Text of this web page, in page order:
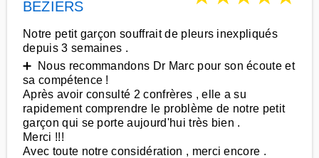
BEZIERS
Notre petit garçon souffrait de pleurs inexpliqués
depuis 3 semaines .
➕ Nous recommandons Dr Marc pour son écoute et
sa compétence !
Après avoir consulté 2 confrères , elle a su
rapidement comprendre le problème de notre petit
garçon qui se porte aujourd'hui très bien .
Merci !!!
Avec toute notre considération , merci encore .